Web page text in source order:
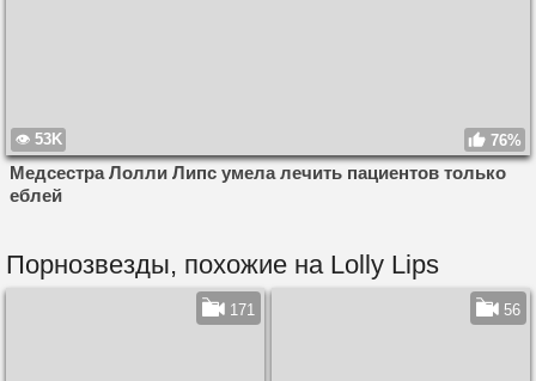
53K 76%
Медсестра Лолли Липс умела лечить пациентов только
еблей
Порнозвезды, похожие на Lolly Lips
171 56